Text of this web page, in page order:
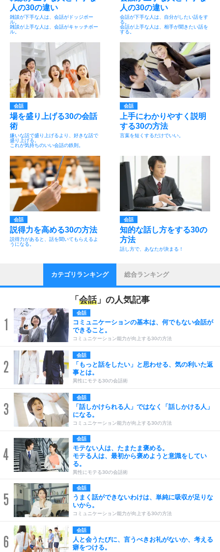
人の30の違い
雑談が下手な人は、会話がドッジボー
ル。
雑談が上手な人は、会話がキャッチボー
ル。
人の30の違い
会話が下手な人は、自分がしたい話をす
る。
会話が上手な人は、相手が聞きたい話を
する。
会話
場を盛り上げる30の会話
術
嫌いな話で盛り上げるより、好きな話で
盛り上げる。
これが気持ちのいい会話の鉄則。
会話
上手にわかりやすく説明
する30の方法
言葉を短くするだけでいい。
会話
説得力を高める30の方法
説得力があると、話を聞いてもらえるよ
うになる。
会話
知的な話し方をする30の
方法
話し方で、あなたが決まる！
カテゴリランキング 総合ランキング
「 会話」の人気記事
1
会話
コミュニケーションの基本は、何でもない会話が
できること。
コミュニケーション能力が向上する30の方法
2
会話
「もっと話をしたい」と思わせる、気の利いた返
事とは。
異性にモテる30の会話術
3
会話
「話しかけられる人」ではなく「話しかける人」
になる。
コミュニケーション能力が向上する30の方法
4
会話
モテない人は、たまたま褒める。
モテる人は、最初から褒めようと意識をしてい
る。
異性にモテる30の会話術
5
会話
うまく話ができないわけは、単純に吸収が足りな
いから。
コミュニケーション能力が向上する30の方法
6
会話
人と会うたびに、言うべきお礼がないか、考える
癖をつける。